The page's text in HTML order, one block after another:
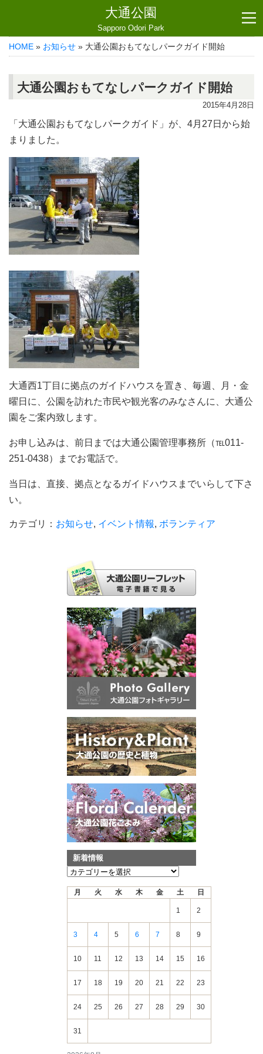
大通公園
Sapporo Odori Park
HOME » お知らせ » 大通公園おもてなしパークガイド開始
大通公園おもてなしパークガイド開始
2015年4月28日
「大通公園おもてなしパークガイド」が、4月27日から始
まりました。
大通西1丁目に拠点のガイドハウスを置き、毎週、月・金
曜日に、公園を訪れた市民や観光客のみなさんに、大通公
園をご案内致します。
お申し込みは、前日までは大通公園管理事務所（℡011-
251-0438）までお電話で。
当日は、直接、拠点となるガイドハウスまでいらして下さ
い。
カテゴリ： お知らせ, イベント情報, ボランティア
新着情報
新
月 火 水 木 金 土 日
1 2
3 4 5 6 7 8 9
10 11 12 13 14 15 16
17 18 19 20 21 22 23
24 25 26 27 28 29 30
31